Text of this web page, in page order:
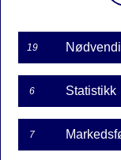
selskaper der 75
kullgruvedrift og
omstille til noe
senket til 30 %. I
Management å
kullgruvedrift ved
omsetning fra
omsetningen fra
19
6 Statistikk
7